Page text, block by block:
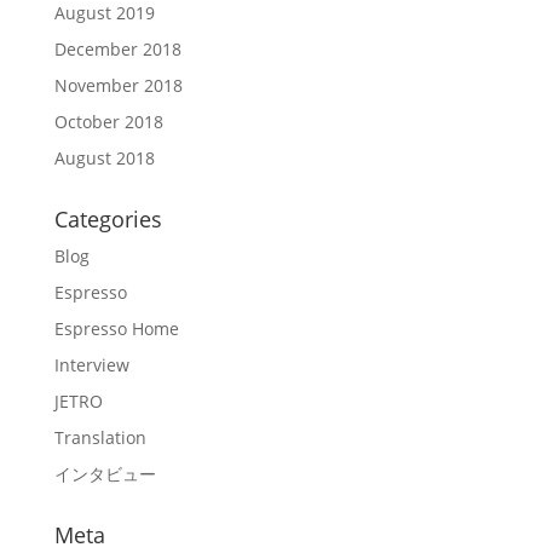
August 2019
December 2018
November 2018
October 2018
August 2018
Categories
Blog
Espresso
Espresso Home
Interview
JETRO
Translation
インタビュー
Meta